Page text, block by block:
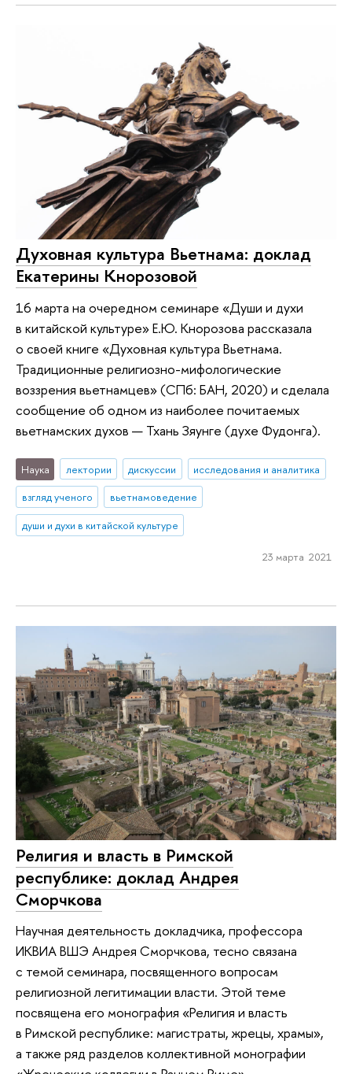
Духовная культура Вьетнама: доклад
Екатерины Кнорозовой
16 марта на очередном семинаре «Души и духи
в китайской культуре» Е.Ю. Кнорозова рассказала
о своей книге «Духовная культура Вьетнама.
Традиционные религиозно-мифологические
воззрения вьетнамцев» (СПб: БАН, 2020) и сделала
сообщение об одном из наиболее почитаемых
вьетнамских духов — Тхань Зяунге (духе Фудонга).
Наука лектории дискуссии
исследования и аналитика
взгляд ученого
вьетнамоведение
души и духи в китайской культуре
23 марта 2021
Религия и власть в Римской
республике: доклад Андрея
Сморчкова
Научная деятельность докладчика, профессора
ИКВИА ВШЭ Андрея Сморчкова, тесно связана
с темой семинара, посвященного вопросам
религиозной легитимации власти. Этой теме
посвящена его монография «Религия и власть
в Римской республике: магистраты, жрецы, храмы»,
а также ряд разделов коллективной монографии